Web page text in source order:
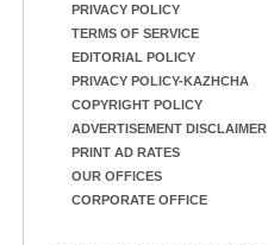
PRIVACY POLICY
TERMS OF SERVICE
EDITORIAL POLICY
PRIVACY POLICY-KAZHCHA
COPYRIGHT POLICY
ADVERTISEMENT DISCLAIMER
PRINT AD RATES
OUR OFFICES
CORPORATE OFFICE